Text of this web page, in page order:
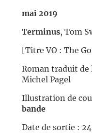
mai 2019
Terminus, Tom
[Titre VO : The
Roman traduit de
Michel Pagel
Illustration de
bande
Date de sortie :